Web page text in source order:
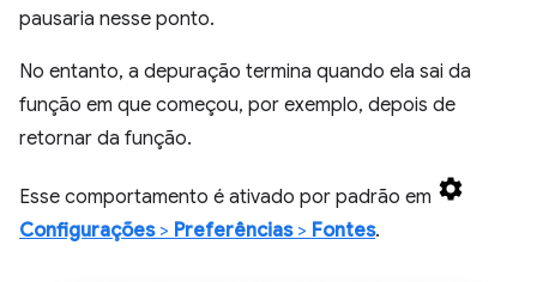
pausaria nesse ponto.
No entanto, a depuração termina quando ela sai da
função em que começou, por exemplo, depois de
retornar da função.
Esse comportamento é ativado por padrão em
Configurações> Preferências> Fontes.